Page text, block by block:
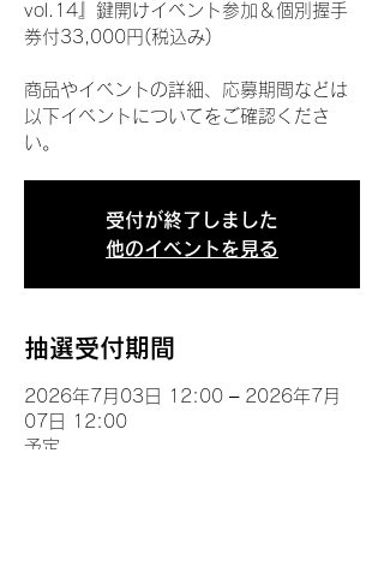
vol.14』鍵開けイベント参加＆個別握手
券付33,000円(税込み)
商品やイベントの詳細、応募期間などは
以下イベントについてをご確認くださ
い。
受付が終了しました
他のイベントを見る
抽選受付期間
2026年7月03日 12:00 – 2026年7月
07日 12:00
予定